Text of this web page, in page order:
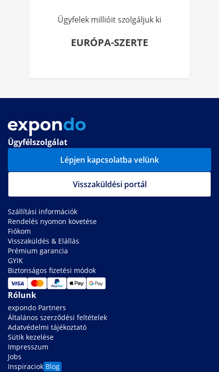
Ügyfelek millióit szolgáljuk ki
EURÓPA-SZERTE
Ügyfélszolgálat
Lépjen kapcsolatba velünk
Visszaküldési portál
Szállítási információk
Rendelés nyomon követése
Fiókom
Visszaküldés & Elállás
Prémium garancia
GYIK
Biztonságos fizetési módok
Rólunk
expondo Partners
Általános szerződési feltételek
Adatvédelmi tájékoztató
Sütik kezelése
Impresszum
Jobs
Inspiraciok Blog